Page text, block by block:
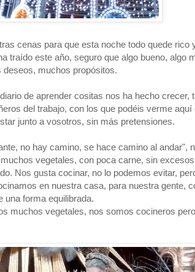
cenas para que esta noche todo quede rico
traído este año, seguro que algo bueno, algo
muchos propósitos.
de aprender cositas nos ha hecho crecer,
del trabajo, con los que podéis verme aquí
junto a vosotros, sin más pretensiones.
no hay camino, se hace camino al andar",
vegetales, con poca carne, sin
Nos gusta cocinar, no lo podemos evitar,
en nuestra casa, para nuestra gente,
una forma equilibrada.
muchos vegetales, nos somos cocineros